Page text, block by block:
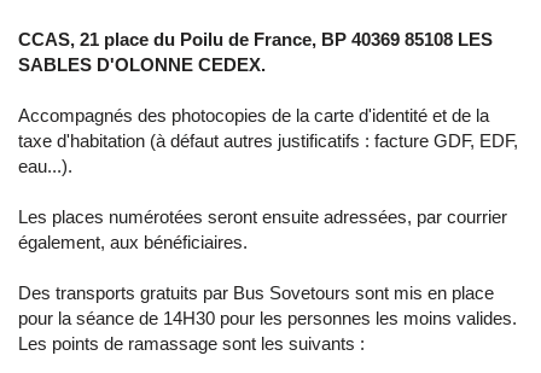
CCAS, 21 place du Poilu de France, BP 40369 85108 LES
SABLES D'OLONNE CEDEX.
Accompagnés des photocopies de la carte d'identité et de la
taxe d'habitation (à défaut autres justificatifs : facture GDF, EDF,
eau...).
Les places numérotées seront ensuite adressées, par courrier
également, aux bénéficiaires.
Des transports gratuits par Bus Sovetours sont mis en place
pour la séance de 14H30 pour les personnes les moins valides.
Les points de ramassage sont les suivants :